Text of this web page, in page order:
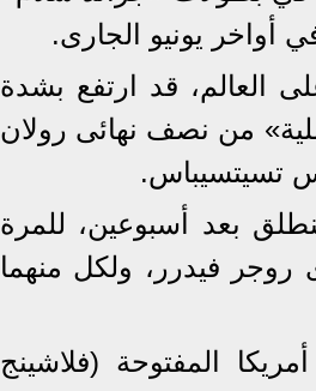
أواخر يونيو الجارى.
قد ارتفع بشدة
من نصف نهائى رولان
تسيتسيباس.
بعد أسبوعين، للمرة
فيدرر، ولكل منهما
المفتوحة (فلاشينج